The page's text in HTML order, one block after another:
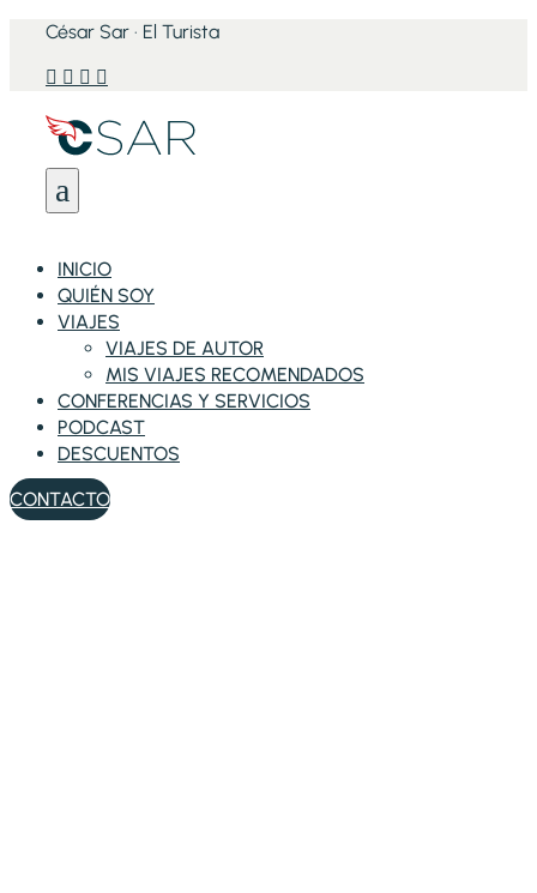
César Sar · El Turista
   
a
INICIO
QUIÉN SOY
VIAJES
VIAJES DE AUTOR
MIS VIAJES RECOMENDADOS
CONFERENCIAS Y SERVICIOS
PODCAST
DESCUENTOS
CONTACTO